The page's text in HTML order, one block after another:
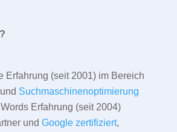
Erfahrung (seit 2001) im Bereich
Suchmaschinenoptimierung
Erfahrung (seit 2004)
und Google zertifiziert,